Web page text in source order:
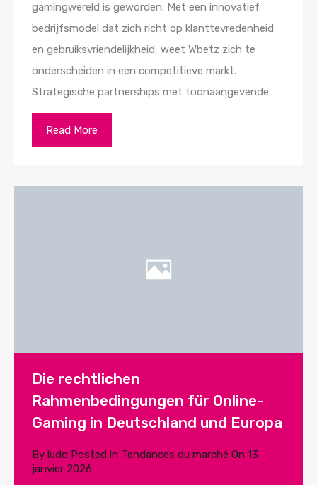
gamingwereld is geworden. Met een innovatief
bedrijfsmodel dat zich richt op klanttevredenheid
en gebruiksvriendelijkheid, weet Wbetz zich te
onderscheiden in een competitieve markt.
Strategische partnerships met toonaangevende…
Read More
Die rechtlichen
Rahmenbedingungen für Online-
Gaming in Deutschland und Europa
By ludo Posted in Tendances du marché On 13
janvier 2026